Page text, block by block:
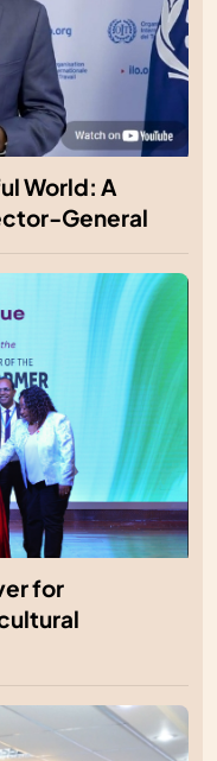
World: A
General
for